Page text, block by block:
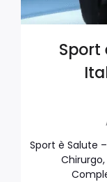
Sport
Sport è Salute